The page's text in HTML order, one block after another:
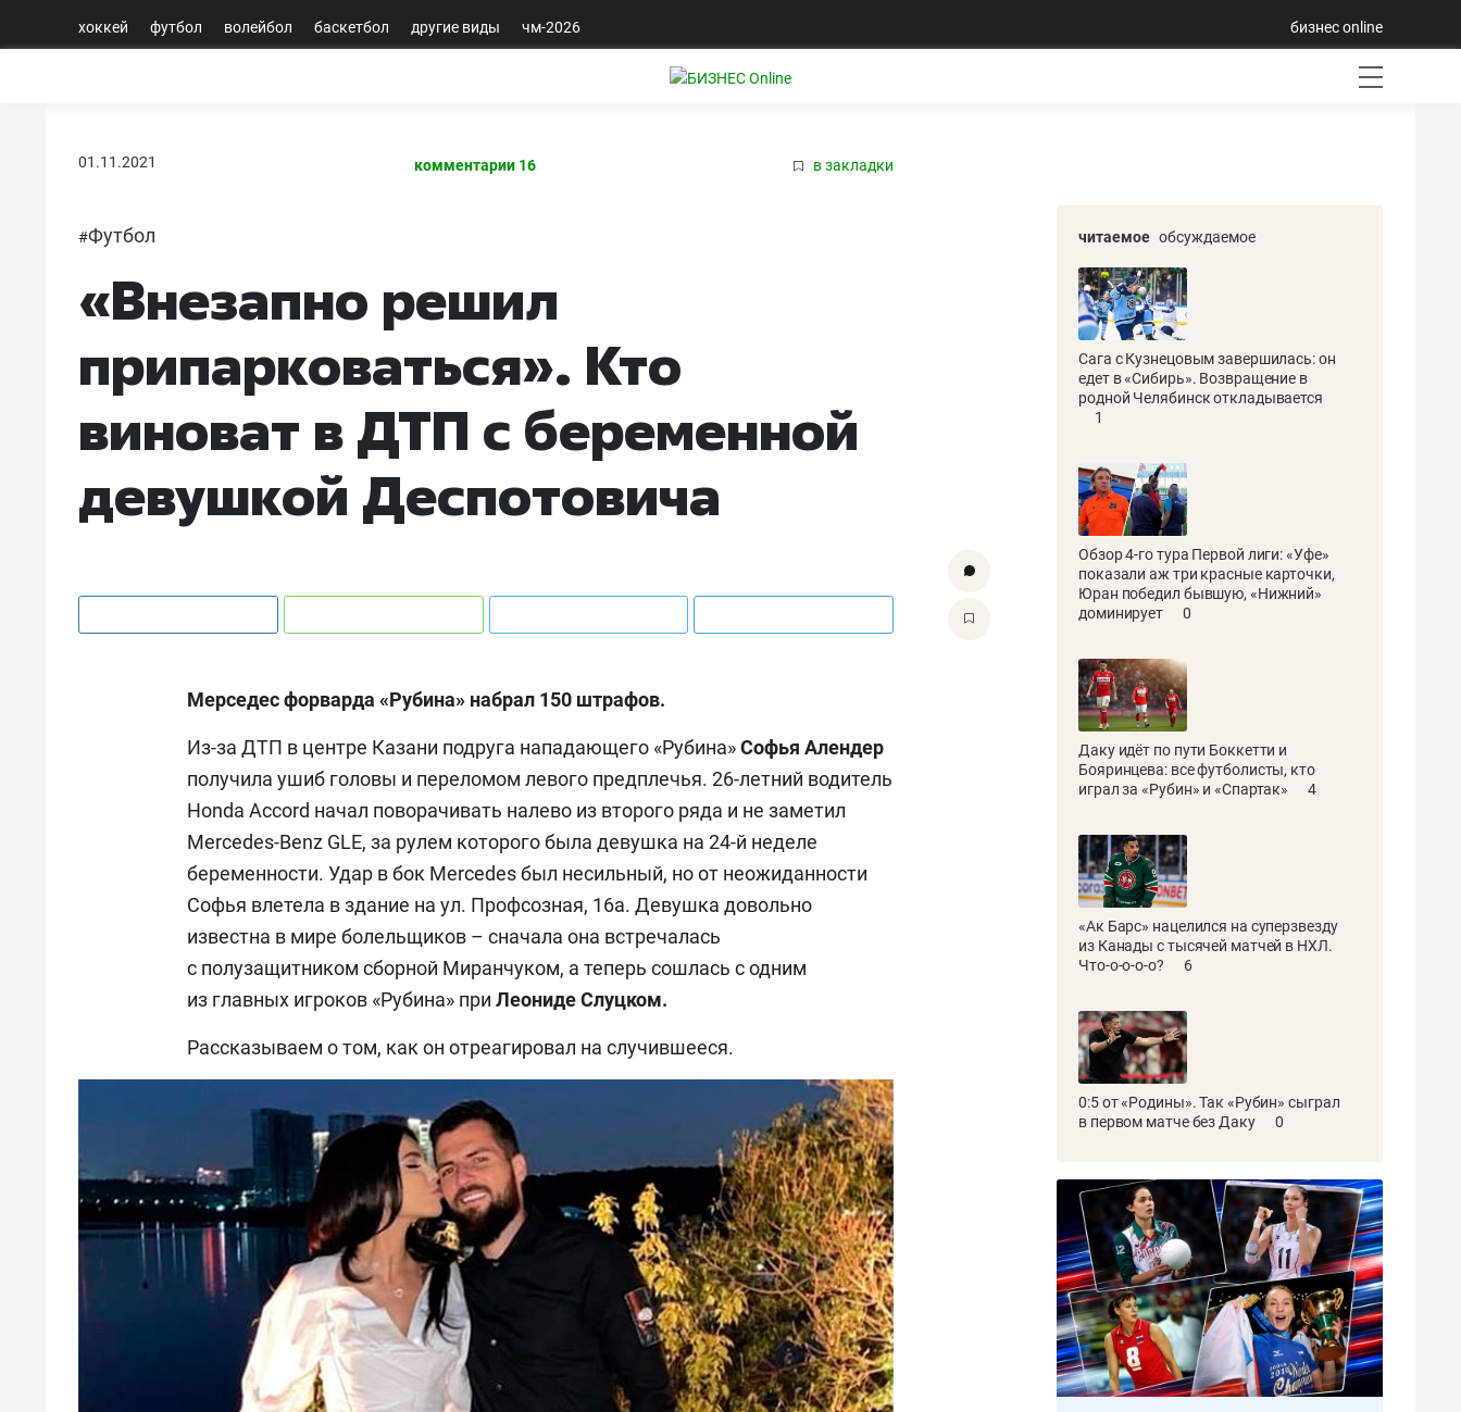
хоккей футбол волейбол баскетбол другие виды чм-2026 бизнес online
01.11.2021 комментарии 16 в закладки
#Футбол
«Внезапно решил
припарковаться». Кто
виноват в ДТП с беременной
девушкой Деспотовича
Мерседес форварда «Рубина» набрал 150 штрафов.
Из-за ДТП в центре Казани подруга нападающего «Рубина»Софья Алендер
получила ушиб головы и переломом левого предплечья. 26-летний водитель
Honda Accord начал поворачивать налево из второго ряда и не заметил
Mercedes-Benz GLE, за рулем которого была девушка на 24-й неделе
беременности. Удар в бок Mercedes был несильный, но от неожиданности
Софья влетела в здание на ул. Профсозная, 16а. Девушка довольно
известна в мире болельщиков – сначала она встречалась
с полузащитником сборной Миранчуком, а теперь сошлась с одним
из главных игроков «Рубина» при Леониде Слуцком.
Рассказываем о том, как он отреагировал на случившееся.
читаемое обсуждаемое
Сага с Кузнецовым завершилась: он
едет в «Сибирь». Возвращение в
родной Челябинск откладывается
1
Обзор 4-го тура Первой лиги: «Уфе»
показали аж три красные карточки,
Юран победил бывшую, «Нижний»
доминирует
0
Даку идёт по пути Боккетти и
Бояринцева: все футболисты, кто
играл за «Рубин» и «Спартак»
4
«Ак Барс» нацелился на суперзвезду
из Канады с тысячей матчей в НХЛ.
Что-о-о-о-о?
6
0:5 от «Родины». Так «Рубин» сыграл
в первом матче без Даку
0